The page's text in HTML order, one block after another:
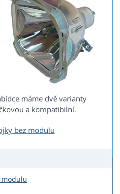
máme dvě varianty
a kompatibilní.
bez modulu
modulu